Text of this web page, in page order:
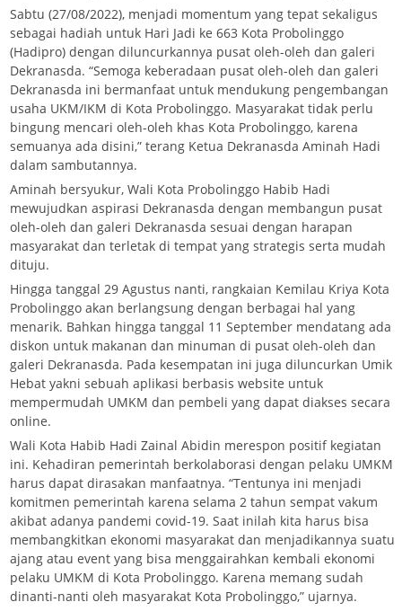
Sabtu (27/08/2022), menjadi momentum yang tepat sekaligus
sebagai hadiah untuk Hari Jadi ke 663 Kota Probolinggo
(Hadipro) dengan diluncurkannya pusat oleh-oleh dan galeri
Dekranasda. “Semoga keberadaan pusat oleh-oleh dan galeri
Dekranasda ini bermanfaat untuk mendukung pengembangan
usaha UKM/IKM di Kota Probolinggo. Masyarakat tidak perlu
bingung mencari oleh-oleh khas Kota Probolinggo, karena
semuanya ada disini,” terang Ketua Dekranasda Aminah Hadi
dalam sambutannya.
Aminah bersyukur, Wali Kota Probolinggo Habib Hadi
mewujudkan aspirasi Dekranasda dengan membangun pusat
oleh-oleh dan galeri Dekranasda sesuai dengan harapan
masyarakat dan terletak di tempat yang strategis serta mudah
dituju.
Hingga tanggal 29 Agustus nanti, rangkaian Kemilau Kriya Kota
Probolinggo akan berlangsung dengan berbagai hal yang
menarik. Bahkan hingga tanggal 11 September mendatang ada
diskon untuk makanan dan minuman di pusat oleh-oleh dan
galeri Dekranasda. Pada kesempatan ini juga diluncurkan Umik
Hebat yakni sebuah aplikasi berbasis website untuk
mempermudah UMKM dan pembeli yang dapat diakses secara
online.
Wali Kota Habib Hadi Zainal Abidin merespon positif kegiatan
ini. Kehadiran pemerintah berkolaborasi dengan pelaku UMKM
harus dapat dirasakan manfaatnya. “Tentunya ini menjadi
komitmen pemerintah karena selama 2 tahun sempat vakum
akibat adanya pandemi covid-19. Saat inilah kita harus bisa
membangkitkan ekonomi masyarakat dan menjadikannya suatu
ajang atau event yang bisa menggairahkan kembali ekonomi
pelaku UMKM di Kota Probolinggo. Karena memang sudah
dinanti-nanti oleh masyarakat Kota Probolinggo,” ujarnya.